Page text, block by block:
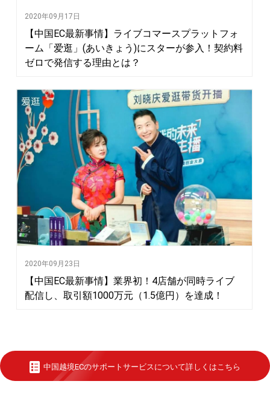
2020年09月17日
【中国EC最新事情】ライブコマースプラットフォ
ーム「爱逛」(あいきょう)にスターが参入！契約料
ゼロで発信する理由とは？
2020年09月23日
【中国EC最新事情】業界初！4店舗が同時ライブ
配信し、取引額1000万元（1.5億円）を達成！
中国越境ECのサポートサービスについて詳しくはこちら